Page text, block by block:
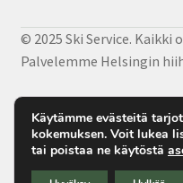
© 2025 Ski Service. Kaikki
Palvelemme Helsingin
Käytämme evästeitä
kokemuksen. Voit lukea
tai poistaa ne käytöstä